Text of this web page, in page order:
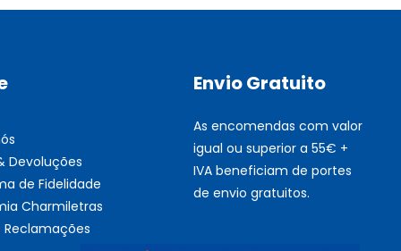
Devoluções
de Fidelidade
Charmiletras
Reclamações
Envio Gratuito
As encomendas com valor
igual ou superior a 55€ +
IVA beneficiam de portes
de envio gratuitos.